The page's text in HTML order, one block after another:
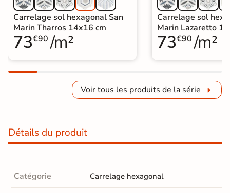
Carrelage sol hexagonal San
Marin Tharros 14x16 cm
73€90 /m²
Carrelage sol
Marin Lazaretto
73€90 /m²
Voir tous les produits de la série
Détails du produit
Catégorie Carrelage hexagonal